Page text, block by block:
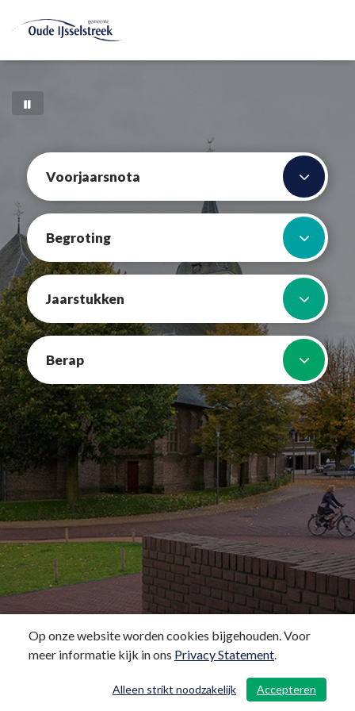
Voorjaarsnota
Begroting
Jaarstukken
Berap
Op onze website worden cookies bijgehouden. Voor
meer informatie kijk in ons Privacy Statement.
Accepteren
Alleen strikt noodzakelijk